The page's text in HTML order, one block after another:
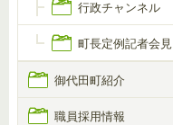
行政チャンネル
町長定例記者会見
御代田町紹介
職員採用情報